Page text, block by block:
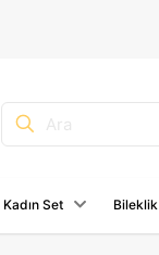
Kadın Set Bileklik